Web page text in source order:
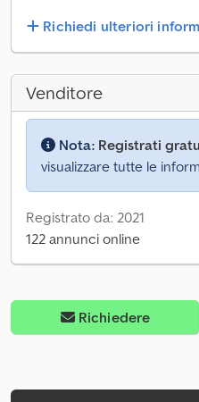
Richiedi ulteriori
Venditore
Nota: Registrati
visualizzare tutte le
Registrato da: 2021
122 annunci online
Richiedere